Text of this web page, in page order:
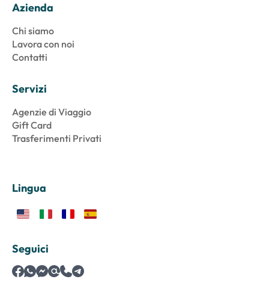
Azienda
Chi siamo
Lavora con noi
Contatti
Servizi
Agenzie di Viaggio
Gift Card
Trasferimenti Privati
Lingua
Seguici